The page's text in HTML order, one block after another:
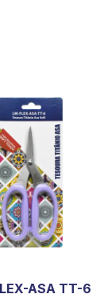
ASA TT-6